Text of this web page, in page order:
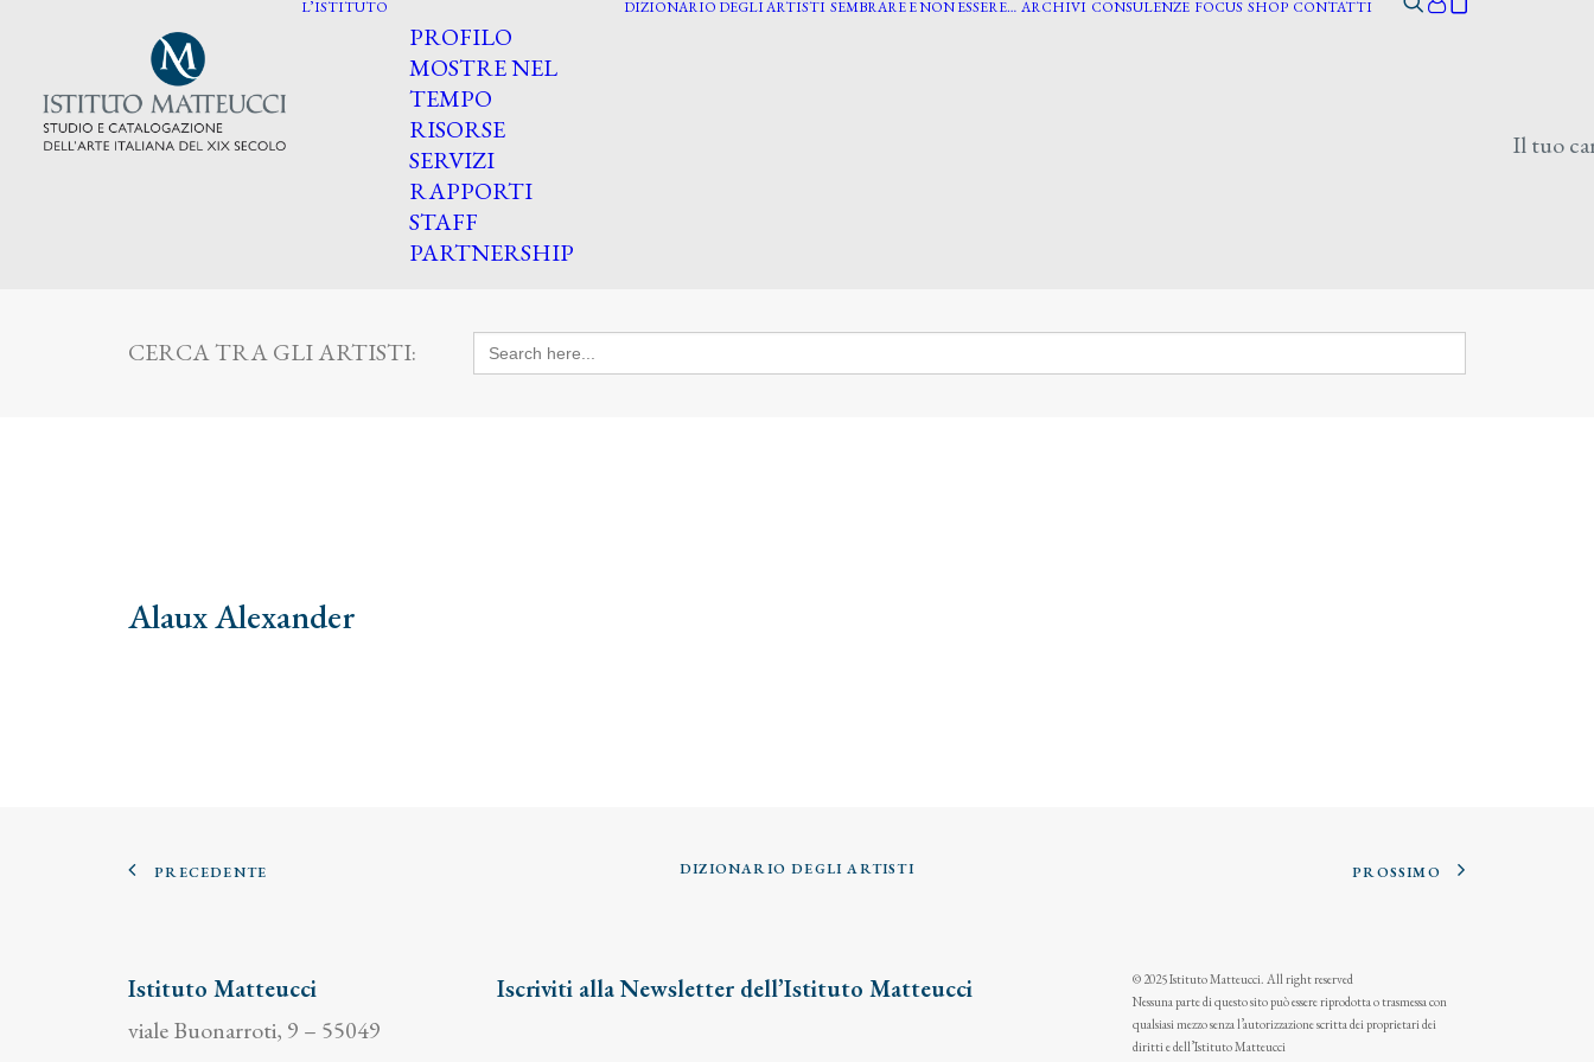
L’ISTITUTO
PROFILO
MOSTRE NEL
TEMPO
RISORSE
SERVIZI
RAPPORTI
STAFF
PARTNERSHIP
DIZIONARIO DEGLI ARTISTI SEMBRARE E NON ESSERE… ARCHIVI CONSULENZE FOCUS SHOP CONTATTI
Il tuo
CERCA TRA GLI ARTISTI: Search
for:
Alaux Alexander
PRECEDENTE DIZIONARIO DEGLI ARTISTI PROSSIMO
Istituto Matteucci
viale Buonarroti, 9 – 55049
Iscriviti alla Newsletter dell’Istituto Matteucci
© 2025 Istituto Matteucci. All right reserved
Nessuna parte di questo sito può essere riprodotta o trasmessa con
qualsiasi mezzo senza l’autorizzazione scritta dei proprietari dei
diritti e dell’Istituto Matteucci